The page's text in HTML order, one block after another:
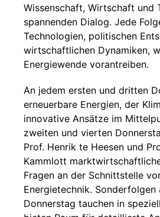
Wissenschaft, Wirtschaft und
spannenden Dialog. Jede
Technologien, politischen
wirtschaftlichen Dynamiken,
Energiewende vorantreiben.
An jedem ersten und dritten
erneuerbare Energien, der
innovative Ansätze im
zweiten und vierten
Prof. Henrik te Heesen und
Kammlott
Fragen an der Schnittstelle
Energietechnik.
Donnerstag tauchen in